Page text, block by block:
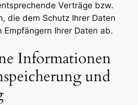
Verträge bzw.
die dem Schutz Ihrer Daten
Empfängern Ihrer Daten ab.
Informationen
und